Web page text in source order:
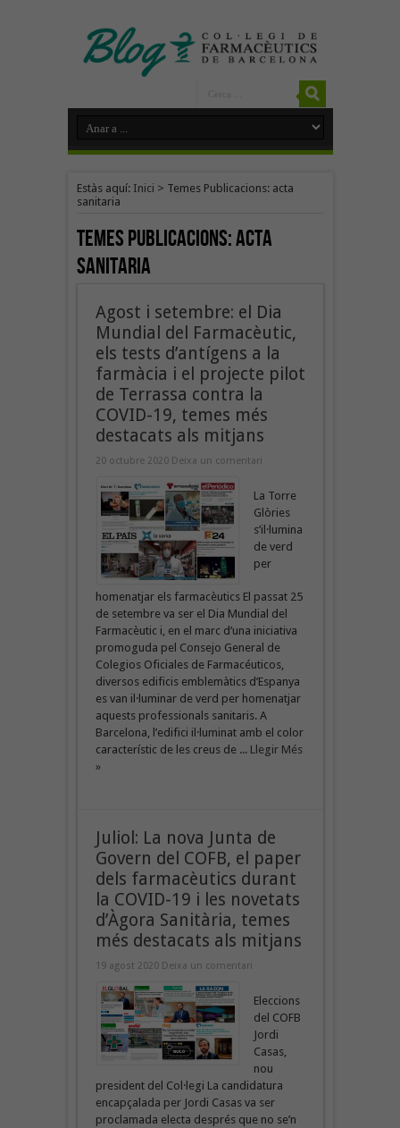
Estàs aquí: Inici > Temes Publicacions: acta
sanitaria
Temes Publicacions:acta
sanitaria
Agost i setembre: el Dia
Mundial del Farmacèutic,
els tests d’antígens a la
farmàcia i el projecte pilot
de Terrassa contra la
COVID-19, temes més
destacats als mitjans
20 octubre 2020 Deixa un comentari
La Torre
Glòries
s’il·lumina
de verd
per
homenatjar els farmacèutics El passat 25
de setembre va ser el Dia Mundial del
Farmacèutic i, en el marc d’una iniciativa
promoguda pel Consejo General de
Colegios Oficiales de Farmacéuticos,
diversos edificis emblemàtics d’Espanya
es van il·luminar de verd per homenatjar
aquests professionals sanitaris. A
Barcelona, l’edifici il·luminat amb el color
característic de les creus de ... Llegir Més
»
Juliol: La nova Junta de
Govern del COFB, el paper
dels farmacèutics durant
la COVID-19 i les novetats
d’Àgora Sanitària, temes
més destacats als mitjans
19 agost 2020 Deixa un comentari
Eleccions
del COFB
Jordi
Casas,
nou
president del Col·legi La candidatura
encapçalada per Jordi Casas va ser
proclamada electa després que no se’n